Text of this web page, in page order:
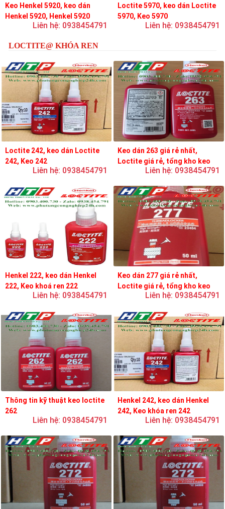
Keo Henkel 5920, keo dán
Henkel 5920, Henkel 5920
Liên hệ: 0938454791
Loctite 5970, keo dán Loctite
5970, Keo 5970
Liên hệ: 0938454791
LOCTITE@ KHÓA REN
Loctite 242, keo dán Loctite
242, Keo 242
Liên hệ: 0938454791
Keo dán 263 giá rẻ nhất,
Loctite giá rẻ, tổng kho keo
Liên hệ: 0938454791
Henkel 222, keo dán Henkel
222, Keo khoá ren 222
Liên hệ: 0938454791
Keo dán 277 giá rẻ nhất,
Loctite giá rẻ, tổng kho keo
Liên hệ: 0938454791
Thông tin kỹ thuật keo loctite
262
Liên hệ: 0938454791
Henkel 242, keo dán Henkel
242, Keo khóa ren 242
Liên hệ: 0938454791